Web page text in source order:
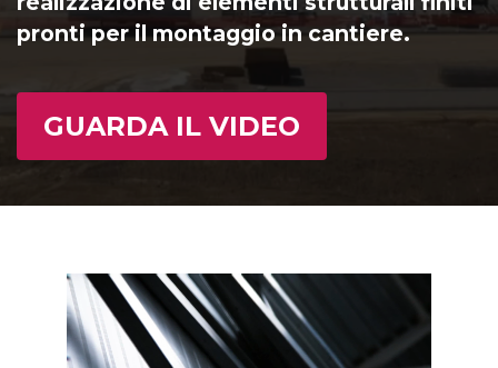
pronti per il montaggio in cantiere.
GUARDA IL VIDEO